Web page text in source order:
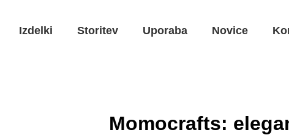
Izdelki Storitev Uporaba Novice
Momocrafts: